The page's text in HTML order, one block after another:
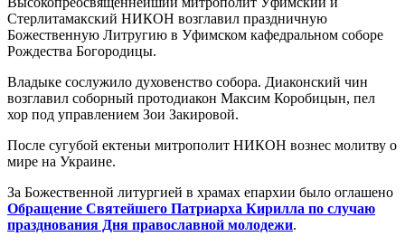
Стерлитамакский НИКОН возглавил праздничную
Божественную Литругию в Уфимском кафедральном соборе
Рождества Богородицы.
Владыке сослужило духовенство собора. Диаконский чин
возглавил соборный протодиакон Максим Коробицын, пел
хор под управлением Зои Закировой.
После сугубой ектеньи митрополит НИКОН вознес молитву о
мире на Украине.
За Божественной литургией в храмах епархии было оглашено
Обращение Святейшего Патриарха Кирилла по случаю
празднования Дня православной молодежи.